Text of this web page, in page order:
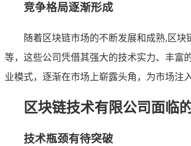
竞争格局逐渐形成
随着区块链市场的不断发展和成熟,区
等，这些公司凭借其强大的技术实力、丰富
业模式，逐渐在市场上崭露头角，为市场注
区块链技术有限公司面临
技术瓶颈有待突破